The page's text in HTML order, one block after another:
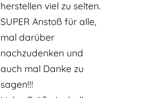
herstellen viel zu selten.
SUPER Anstoß für alle,
mal darüber
nachzudenken und
auch mal Danke zu
sagen!!!